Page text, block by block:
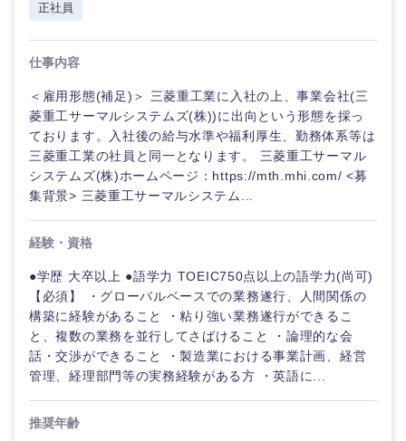
正社員
仕事内容
＜雇用形態(補足)＞ 三菱重工業に入社の上、事業会社(三
菱重工サーマルシステムズ(株))に出向という形態を採っ
ております。入社後の給与水準や福利厚生、勤務体系等は
三菱重工業の社員と同一となります。 三菱重工サーマル
システムズ(株)ホームページ：https://mth.mhi.com/ <募
集背景> 三菱重工サーマルシステム...
経験・資格
●学歴 大卒以上 ●語学力 TOEIC750点以上の語学力(尚可)
【必須】 ・グローバルベースでの業務遂行、人間関係の
構築に経験があること ・粘り強い業務遂行ができるこ
と、複数の業務を並行してさばけること ・論理的な会
話・交渉ができること ・製造業における事業計画、経営
管理、経理部門等の実務経験がある方 ・英語に...
推奨年齢